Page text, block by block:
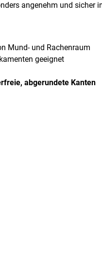
angenehm und sicher
Mund- und Rachenraum
geeignet
abgerundete Kanten